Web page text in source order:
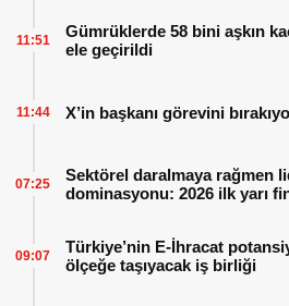
Gümrüklerde 58 bini aşkın
ele geçirildi
11:51
X’in başkanı görevini
11:44
Sektörel daralmaya rağmen
dominasyonu: 2026 ilk yarı
07:25
Türkiye’nin E-İhracat
ölçeğe taşıyacak iş birliği
09:07